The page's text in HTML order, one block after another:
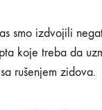
smo izdvojili
koje treba da
rušenjem zidova.